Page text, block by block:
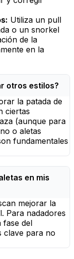
Utiliza un pull
o un snorkel
de la
en la
otros estilos?
la patada de
ciertas
(aunque para
o aletas
fundamentales
en mis
mejorar la
Para nadadores
fase del
clave para no